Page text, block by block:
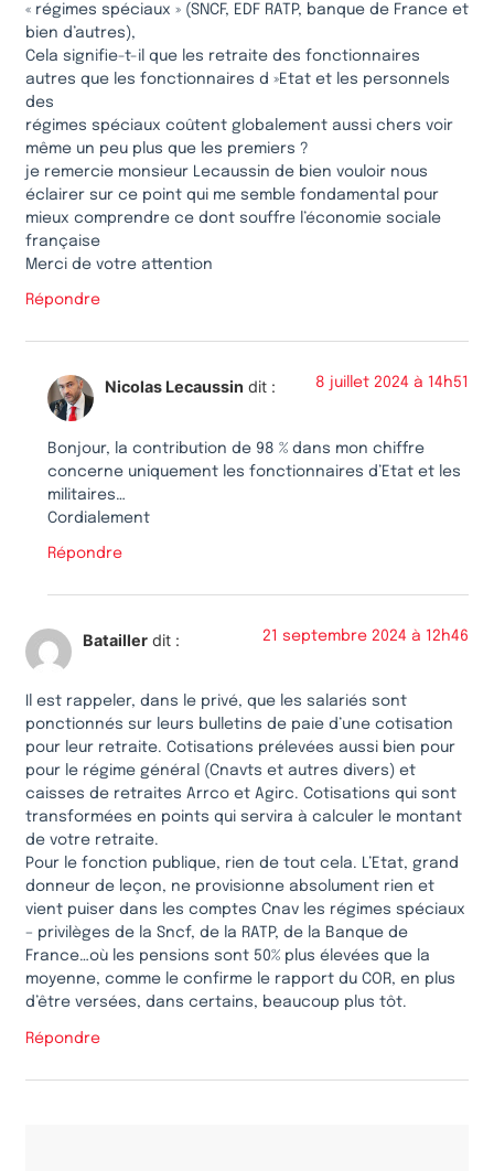
« régimes spéciaux » (SNCF, EDF RATP, banque de France et
bien d’autres),
Cela signifie-t-il que les retraite des fonctionnaires
autres que les fonctionnaires d »Etat et les personnels
des
régimes spéciaux coûtent globalement aussi chers voir
même un peu plus que les premiers ?
je remercie monsieur Lecaussin de bien vouloir nous
éclairer sur ce point qui me semble fondamental pour
mieux comprendre ce dont souffre l’économie sociale
française
Merci de votre attention
Répondre
Nicolas Lecaussin dit : 8 juillet 2024 à 14h51
Bonjour, la contribution de 98 % dans mon chiffre
concerne uniquement les fonctionnaires d’Etat et les
militaires…
Cordialement
Répondre
Batailler dit : 21 septembre 2024 à 12h46
Il est rappeler, dans le privé, que les salariés sont
ponctionnés sur leurs bulletins de paie d’une cotisation
pour leur retraite. Cotisations prélevées aussi bien pour
pour le régime général (Cnavts et autres divers) et
caisses de retraites Arrco et Agirc. Cotisations qui sont
transformées en points qui servira à calculer le montant
de votre retraite.
Pour le fonction publique, rien de tout cela. L’Etat, grand
donneur de leçon, ne provisionne absolument rien et
vient puiser dans les comptes Cnav les régimes spéciaux
– privilèges de la Sncf, de la RATP, de la Banque de
France…où les pensions sont 50% plus élevées que la
moyenne, comme le confirme le rapport du COR, en plus
d’être versées, dans certains, beaucoup plus tôt.
Répondre